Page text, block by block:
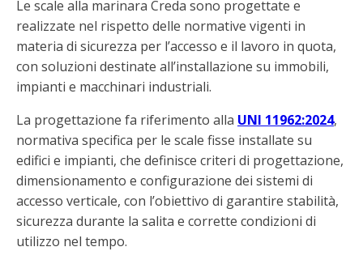
Le scale alla marinara Creda sono progettate e
realizzate nel rispetto delle normative vigenti in
materia di sicurezza per l’accesso e il lavoro in quota,
con soluzioni destinate all’installazione su immobili,
impianti e macchinari industriali.
La progettazione fa riferimento alla UNI 11962:2024,
normativa specifica per le scale fisse installate su
edifici e impianti, che definisce criteri di progettazione,
dimensionamento e configurazione dei sistemi di
accesso verticale, con l’obiettivo di garantire stabilità,
sicurezza durante la salita e corrette condizioni di
utilizzo nel tempo.